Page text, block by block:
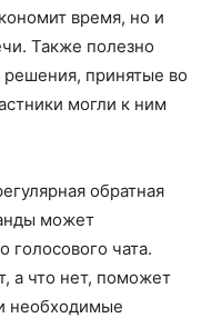
время, но и
Также полезно
принятые во
могли к ним
обратная
может
голосового чата.
а что нет, поможет
необходимые